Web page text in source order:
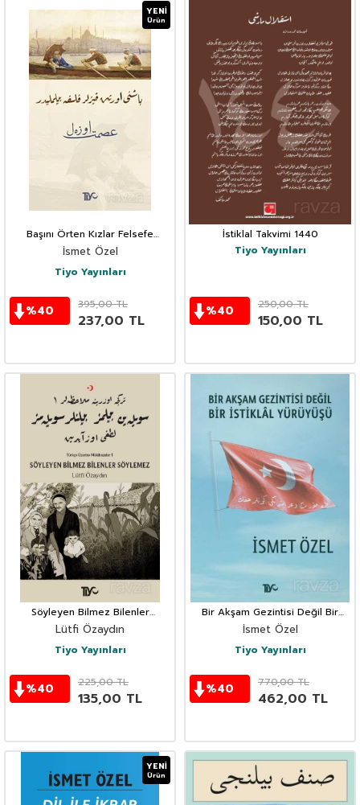
YENI
Ürün
Başını Örten Kızlar Felsefe
Bilmelidir
İsmet Özel
Tiyo Yayınları
%40 395,00TL
237,00 TL
İstiklal Takvimi 1440
Tiyo Yayınları
%40 250,00TL
150,00 TL
Söyleyen Bilmez Bilenler
Söylemez / Türkçe Üzerine
Mülahazalar 1
Lütfi Özaydın
Tiyo Yayınları
%40 225,00TL
135,00 TL
Bir Akşam Gezintisi Değil Bir
İstiklal Yürüyüşü
İsmet Özel
Tiyo Yayınları
%40 770,00TL
462,00 TL
YENI
Ürün